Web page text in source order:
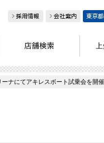
ーナにてアキレスボート試乗会を開